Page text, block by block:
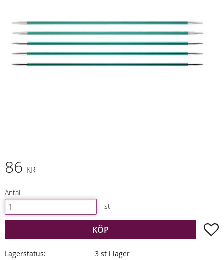
86 KR
Antal
st
KÖP
Lagerstatus
3 st i lager